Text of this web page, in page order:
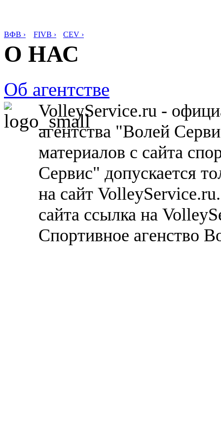
ВФВ › FIVB › CEV ›
О НАС
Об агентстве
VolleyService.ru -
агентства "Волей
материалов с сайта
Сервис" допускается
на сайт
сайта ссылка на
Спортивное агенство